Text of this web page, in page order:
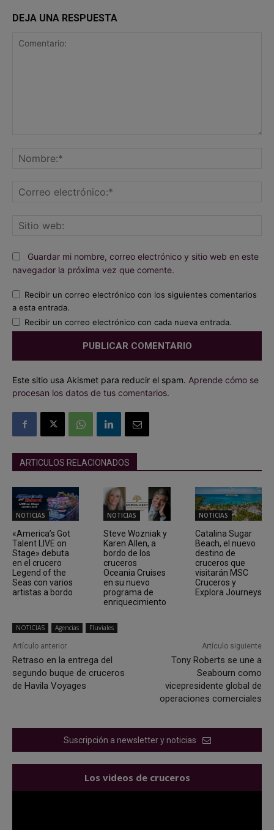
DEJA UNA RESPUESTA
Guardar mi nombre, correo electrónico y sitio web en este
navegador la próxima vez que comente.
Recibir un correo electrónico con los siguientes comentarios
a esta entrada.
Recibir un correo electrónico con cada nueva entrada.
Este sitio usa Akismet para reducir el spam. Aprende cómo se
procesan los datos de tus comentarios.
ARTICULOS RELACIONADOS
NOTICIAS
«America’s Got
Talent LIVE on
Stage» debuta
en el crucero
Legend of the
Seas con varios
artistas a bordo
NOTICIAS
Steve Wozniak y
Karen Allen, a
bordo de los
cruceros
Oceania Cruises
en su nuevo
programa de
enriquecimiento
NOTICIAS
Catalina Sugar
Beach, el nuevo
destino de
cruceros que
visitarán MSC
Cruceros y
Explora Journeys
NOTICIAS Agencias Fluviales
Artículo anterior
Retraso en la entrega del
segundo buque de cruceros
de Havila Voyages
Artículo siguiente
Tony Roberts se une a
Seabourn como
vicepresidente global de
operaciones comerciales
Suscripción a newsletter y noticias
Los videos de cruceros